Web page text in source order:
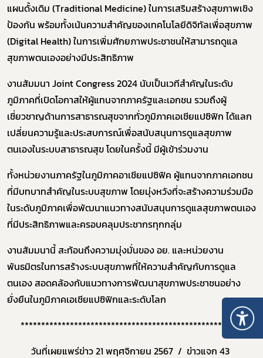
แผนดั้งเดิม (Traditional Medicine) ในการเสริมสร้างสุขภาพเชิง
ป้องกัน พร้อมทั้งเน้นความสำคัญของเทคโนโลยีดิจิทัลเพื่อสุขภาพ
(Digital Health) ในการเพิ่มศักยภาพประชาชนให้สามารถดูแล
สุขภาพตนเองอย่างมีประสิทธิภาพ
งานสัมมนา Joint Congress 2024 นับเป็นเวทีสำคัญในระดับ
ภูมิภาคที่เปิดโอกาสให้ผู้แทนจากภาครัฐและเอกชน รวมถึงผู้
เชี่ยวชาญด้านการสาธารณสุขจากทั่วภูมิภาคเอเชียแปซิฟิก ได้แลก
เปลี่ยนความรู้และประสบการณ์เพื่อสนับสนุนการดูแลสุขภาพ
ตนเองในระบบสาธารณสุข โดยในครั้งนี้ มีผู้เข้าร่วมงาน
ทั้งหน่วยงานภาครัฐในภูมิภาคอาเชียแปซิฟิค ผู้แทนจากภาคเอกชน
ที่มีบทบาทสำคัญในระบบสุขภาพ โดยมุ่งหวังที่จะสร้างความร่วมมือ
ในระดับภูมิภาคเพื่อพัฒนาแนวทางสนับสนุนการดูแลสุขภาพตนเอง
ที่มีประสิทธิภาพและครอบคลุมประชากรทุกกลุ่ม
งานสัมมนานี้ สะท้อนถึงความมุ่งมั่นของ อย. และหน่วยงาน
พันธมิตรในการสร้างระบบสุขภาพที่ให้ความสำคัญกับการดูแล
ตนเอง สอดคล้องกับแนวทางการพัฒนาสุขภาพประชาชนอย่าง
ยั่งยืนในภูมิภาคเอเชียแปซิฟิกและระดับโลก
******************************************************
วันที่เผยแพร่ข่าว 21 พฤศจิกายน 2567 / ข่าวแจก 43